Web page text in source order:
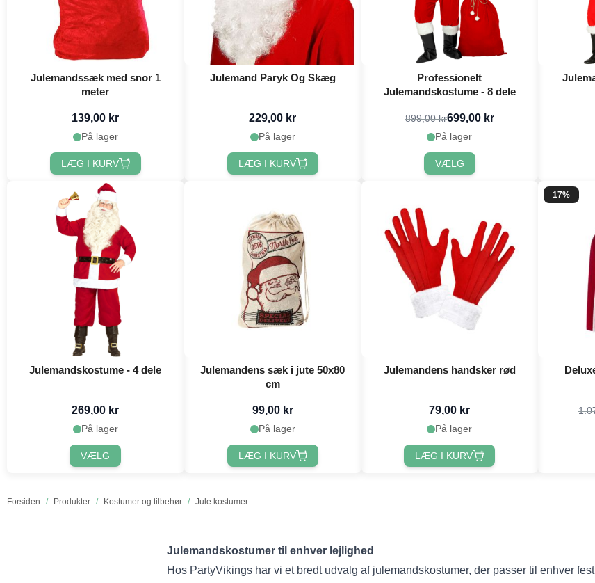
Forsiden / Produkter / Kostumer og tilbehør / Jule kostumer
Julemandssæk med snor 1
meter
139,00 kr
På lager
LÆG I KURV
Julemand Paryk Og Skæg
229,00 kr
På lager
LÆG I KURV
Professionelt
Julemandskostume - 8 dele
899,00 kr699,00 kr
På lager
VÆLG
Julemandskostume - 4 dele
269,00 kr
På lager
VÆLG
Julemandens sæk i jute 50x80
cm
99,00 kr
På lager
LÆG I KURV
Julemandens handsker rød
79,00 kr
På lager
LÆG I KURV
17%
Julemandskostumer til enhver lejlighed
Hos PartyVikings har vi et bredt udvalg af julemandskostumer, der passer til enhver